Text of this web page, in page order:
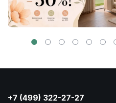
+7 (499) 322-27-27